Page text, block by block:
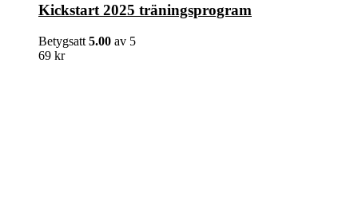
Kickstart 2025 träningsprogram
Betygsatt 5.00 av 5
69 kr